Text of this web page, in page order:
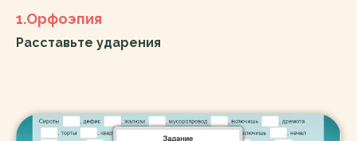
1.Орфоэпия
Расставьте ударения